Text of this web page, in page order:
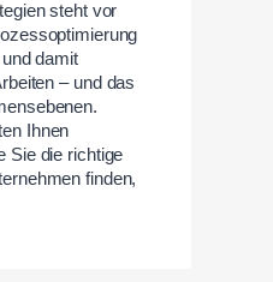
steht vor
damit
– und das
Ihnen
Sie die richtige
finden,